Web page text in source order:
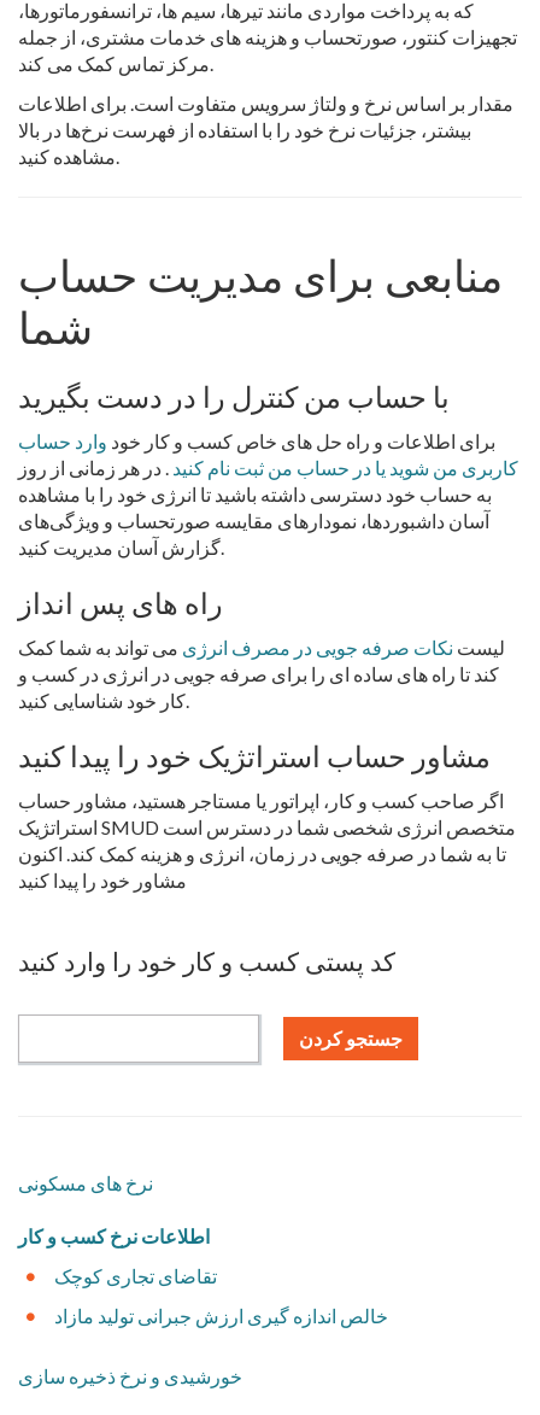
که به پرداخت مواردی مانند تیرها، سیم ها، ترانسفورماتورها،
تجهیزات کنتور، صورتحساب و هزینه های خدمات مشتری، از جمله
مرکز تماس کمک می کند.
مقدار بر اساس نرخ و ولتاژ سرویس متفاوت است. برای اطلاعات
بیشتر، جزئیات نرخ خود را با استفاده از فهرست نرخ‌ها در بالا
مشاهده کنید.
منابعی برای مدیریت حساب
شما
با حساب من کنترل را در دست بگیرید
برای اطلاعات و راه حل های خاص کسب و کار خود وارد حساب
کاربری من شوید یا در حساب من ثبت نام کنید . در هر زمانی از روز
به حساب خود دسترسی داشته باشید تا انرژی خود را با مشاهده
آسان داشبوردها، نمودارهای مقایسه صورتحساب و ویژگی‌های
گزارش آسان مدیریت کنید.
راه های پس انداز
لیست نکات صرفه جویی در مصرف انرژی می تواند به شما کمک
کند تا راه های ساده ای را برای صرفه جویی در انرژی در کسب و
کار خود شناسایی کنید.
مشاور حساب استراتژیک خود را پیدا کنید
اگر صاحب کسب و کار، اپراتور یا مستاجر هستید، مشاور حساب
استراتژیک SMUD متخصص انرژی شخصی شما در دسترس است
تا به شما در صرفه جویی در زمان، انرژی و هزینه کمک کند. اکنون
مشاور خود را پیدا کنید
کد پستی کسب و کار خود را وارد کنید
جستجو کردن
نرخ های مسکونی
اطلاعات نرخ کسب و کار
تقاضای تجاری کوچک
خالص اندازه گیری ارزش جبرانی تولید مازاد
خورشیدی و نرخ ذخیره سازی